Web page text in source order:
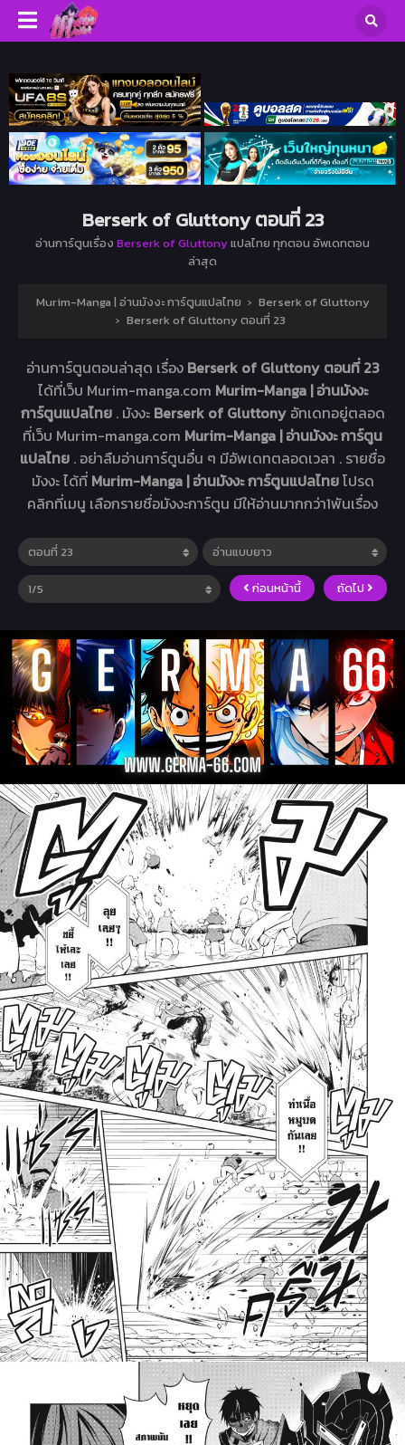
Berserk of Gluttony ตอนที่ 23
อ่านการ์ตูนเรื่อง Berserk of Gluttonyแปลไทย ทุกตอน อัพเดทตอน
ล่าสุด
Murim-Manga | อ่านมังงะ การ์ตูนแปลไทย › Berserk of Gluttony
› Berserk of Gluttony ตอนที่ 23
อ่านการ์ตูนตอนล่าสุด เรื่อง Berserk of Gluttony ตอนที่ 23
ได้ที่เว็บ Murim-manga.com Murim-Manga | อ่านมังงะ
การ์ตูนแปลไทย . มังงะ Berserk of Gluttony อัทเดทอยู่ตลอด
ที่เว็บ Murim-manga.com Murim-Manga | อ่านมังงะ การ์ตูน
แปลไทย . อย่าลืมอ่านการ์ตูนอื่น ๆ มีอัพเดทตลอดเวลา . รายชื่อ
มังงะ ได้ที่ Murim-Manga | อ่านมังงะ การ์ตูนแปลไทยโปรด
คลิกที่เมนู เลือกรายชื่อมังงะการ์ตูน มีให้อ่านมากกว่า1พันเรื่อง
ก่อนหน้านี้ ถัดไป